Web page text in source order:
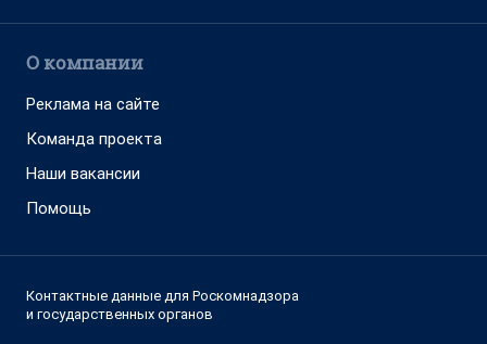
О компании
Реклама на сайте
Команда проекта
Наши вакансии
Помощь
Контактные данные для Роскомнадзора
и государственных органов